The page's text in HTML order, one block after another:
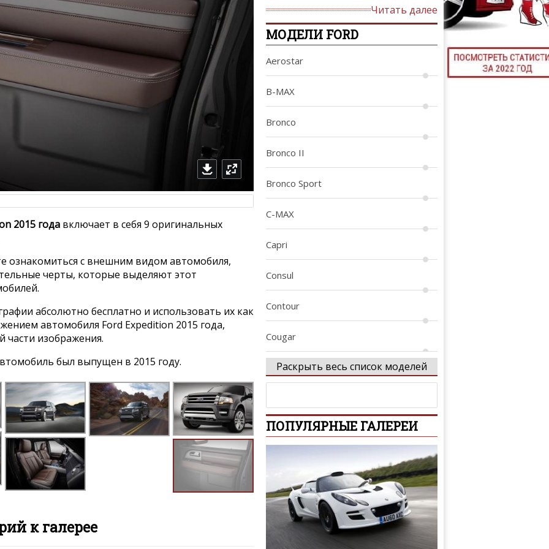
ТЮНИНГ
2015 года включает в себя 9 оригинальных
ознакомиться с внешним видом автомобиля,
черты, которые выделяют этот
абсолютно бесплатно и использовать их как
автомобиля Ford Expedition 2015 года,
части изображения.
был выпущен в 2015 году.
к галерее
Читать далее
МОДЕЛИ FORD
Aerostar
B-MAX
Bronco
Bronco II
Bronco Sport
C-MAX
Capri
Consul
Contour
Cougar
Crown Victoria
E-Series
EcoSport
Edge
Раскрыть весь список моделей
ПОПУЛЯРНЫЕ ГАЛЕРЕИ